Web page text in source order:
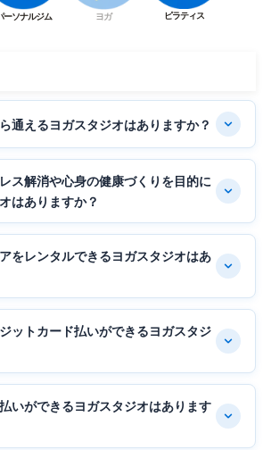
ーソナルジム ヨガ ピラティス
通えるヨガスタジオはありますか？
ス解消や心身の健康づくりを目的に
はありますか？
をレンタルできるヨガスタジオはあ
ットカード払いができるヨガスタジ
いができるヨガスタジオはあります